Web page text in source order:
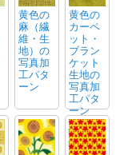
黄色の
麻（繊
維・生
地）の
写真加
工パタ
ーン
黄色の
カーペ
ット・
ブラン
ケット
生地の
写真加
工パタ
ーン